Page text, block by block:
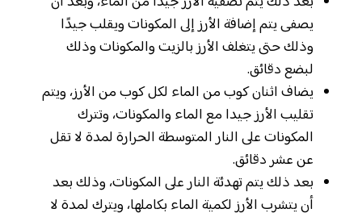
يصفى يتم إضافة الأرز إلى المكونات ويقلب جيدًا
وذلك حتى يتغلف الأرز بالزيت والمكونات وذلك
لبضع دقائق.
يضاف اثنان كوب من الماء لكل كوب من الأرز، ويتم
تقليب الأرز جيدا مع الماء والمكونات، وتترك
المكونات على النار المتوسطة الحرارة لمدة لا تقل
عن عشر دقائق.
بعد ذلك يتم تهدئة النار على المكونات، وذلك بعد
أن يتشرب الأرز لكمية الماء بكاملها، ويترك لمدة لا